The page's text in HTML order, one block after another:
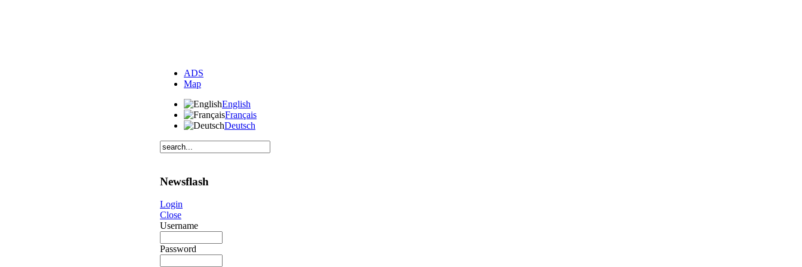
ADS
Map
English
Français
Deutsch
Newsflash
Login
Close
Username
Password